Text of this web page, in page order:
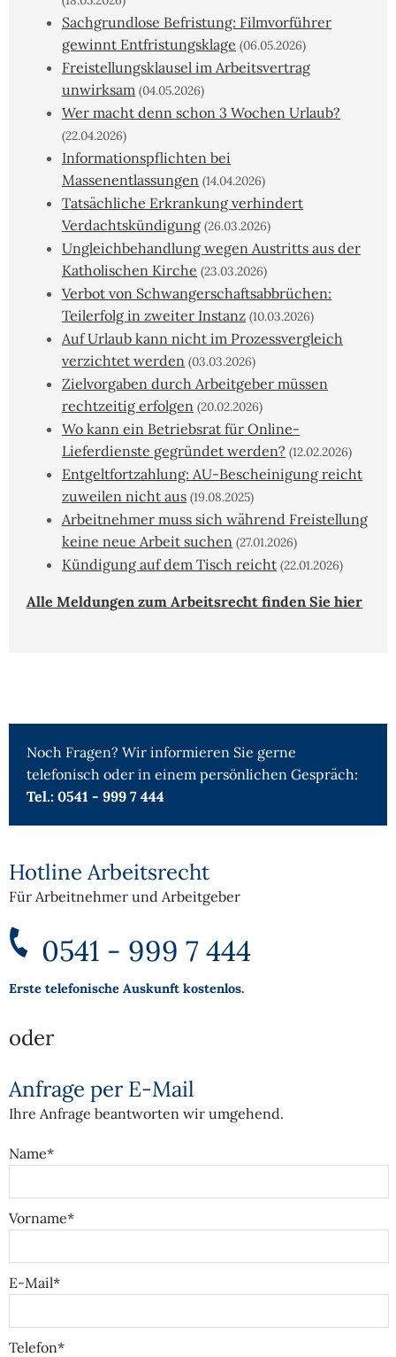
Sachgrundlose Befristung: Filmvorführer
gewinnt Entfristungsklage (06.05.2026)
Freistellungsklausel im Arbeitsvertrag
unwirksam (04.05.2026)
Wer macht denn schon 3 Wochen Urlaub?
(22.04.2026)
Informationspflichten bei
Massenentlassungen (14.04.2026)
Tatsächliche Erkrankung verhindert
Verdachtskündigung (26.03.2026)
Ungleichbehandlung wegen Austritts aus der
Katholischen Kirche (23.03.2026)
Verbot von Schwangerschaftsabbrüchen:
Teilerfolg in zweiter Instanz (10.03.2026)
Auf Urlaub kann nicht im Prozessvergleich
verzichtet werden (03.03.2026)
Zielvorgaben durch Arbeitgeber müssen
rechtzeitig erfolgen (20.02.2026)
Wo kann ein Betriebsrat für Online-
Lieferdienste gegründet werden? (12.02.2026)
Entgeltfortzahlung: AU-Bescheinigung reicht
zuweilen nicht aus (19.08.2025)
Arbeitnehmer muss sich während Freistellung
keine neue Arbeit suchen (27.01.2026)
Kündigung auf dem Tisch reicht (22.01.2026)
Alle Meldungen zum Arbeitsrecht finden Sie hier
Noch Fragen? Wir informieren Sie gerne
telefonisch oder in einem persönlichen Gespräch:
Tel.: 0541 - 999 7 444
Hotline Arbeitsrecht
Für Arbeitnehmer und Arbeitgeber
0541 - 999 7 444
Erste telefonische Auskunft kostenlos.
oder
Anfrage per E-Mail
Ihre Anfrage beantworten wir umgehend.
Name*
Vorname*
E-Mail*
Telefon*